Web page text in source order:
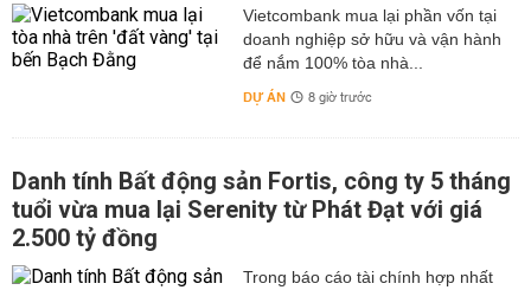
Vietcombank mua lại phần vốn tại
doanh nghiệp sở hữu và vận hành
để nắm 100% tòa nhà...
DỰ ÁN 8 giờ trước
Danh tính Bất động sản Fortis, công ty 5 tháng
tuổi vừa mua lại Serenity từ Phát Đạt với giá
2.500 tỷ đồng
Trong báo cáo tài chính hợp nhất